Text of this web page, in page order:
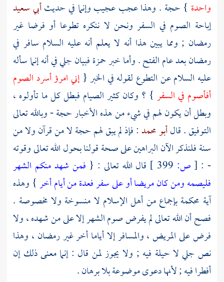
واحدة } حجة . وهذا عجب عجيب وإنما في حديثأبي سعيد
إباحة الصوم في السفر ونحن لا ننكره تطوعا أو فرضا غير
رمضان ; ومما يبين هذا أنه لا يعلم أنه عليه السلام سافر في
رمضان بعد عام الفتح . وأما خبرحمزةفبيان جلي في أنه إنما سأله
عليه السلام عن التطوع لقوله في الخبر {إني امرؤ أسرد الصوم
أفأصوم في السفر } ؟ وكان كثير الصيام فبطل كل ما تأولوه ،
وبطل أن يكون لهم في شيء من هذه الأخبار حجة - وبالله تعالى
التوفيق . قالأبو محمد: فإذ لم يبق لهم حجة لا من قرآن ولا من
سنة فلنذكر الآن البراهين على صحة قولنا بحول الله تعالى وقوته
- :
[ص: قال الله تعالى : { فمن شهد منكم الشهر
فليصمه ومن كان مريضا أو على سفر فعدة من أيام أخر} وهذه
آية محكمة بإجماع من أهل الإسلام لا منسوخة ولا مخصوصة .
فصح أن الله تعالى لم يفرض صوم الشهر إلا على من شهده ، ولا
فرض على المريض ، والمسافر إلا أياما أخر غير رمضان ، وهذا
نص جلي لا حيلة فيه ; ولا يجوز لمن قال : إنما معنى ذلك إن
أفطرا فيه ; لأنها دعوى موضوعة بلا برهان .